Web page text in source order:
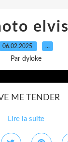
elvis
06.02.2025 …
Par dyloke
ME TENDER
Lire la suite